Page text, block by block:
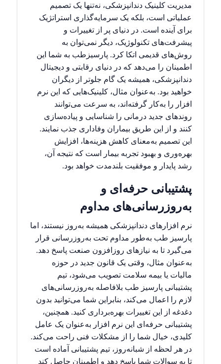
مدیریت کلینیک دندانپزشکی، نه‌تنها یک تصمیم
عملیاتی است، بلکه یک سرمایه‌گذاری استراتژیک
برای آینده است. در دنیای پر از تغییرات و
پیشرفت‌های تکنولوژیک، دیگر نمی‌توان به
روش‌های قدیمی اتکا کرد. پارسیزطب به شما این
اطمینان را می‌دهد که در دنیای رقابتی و دیجیتال
دندانپزشکی، همیشه یک گام جلوتر از دیگران
خواهید بود. به‌عنوان مثال، کلینیک‌هایی که این نرم
افزار را به‌کار گرفته‌اند، به سرعت می‌توانند
روندهای جدید درمانی را شناسایی و پیاده‌سازی
کنند و از این طریق بیماران وفاداری جذب نمایند.
این تصمیم به‌معنای کاهش هزینه‌ها، افزایش
بهره‌وری و بهبود تجربه بیمار است که نتیجه آن،
رشد پایدار و موفقیت بلندمدت خواهد بود.
پشتیبانی حرفه‌ای و
به‌روزرسانی‌های مداوم
نرم افزارهای دندانپزشکی همیشه به‌روز نیستند، اما
پارسیز طب به‌طور مداوم تحت به‌روزرسانی قرار
می‌گیرد تا به نیازهای روزافزون صنعت پاسخ دهد.
به‌عنوان مثال، وقتی یک قانون جدید در حوزه
مالیات یا بیمه سلامت تصویب می‌شود، تیم
پشتیبانی پارسیز طب بلافاصله به‌روزرسانی‌های
لازم را اعمال می‌کند، بنابراین شما می‌توانید بدون
دغدغه از این تغییرات بهره‌برداری کنید. همچنین،
پشتیبانی حرفه‌ای این نرم افزار به‌عنوان یک عامل
کلیدی، خیال شما را از مشکلات فنی راحت می‌کند.
در هر لحظه از شبانه‌روز، تیم پشتیبانی آماده است
تا به سوالات شما پاسخ دهد و اطمینان حاصل کند